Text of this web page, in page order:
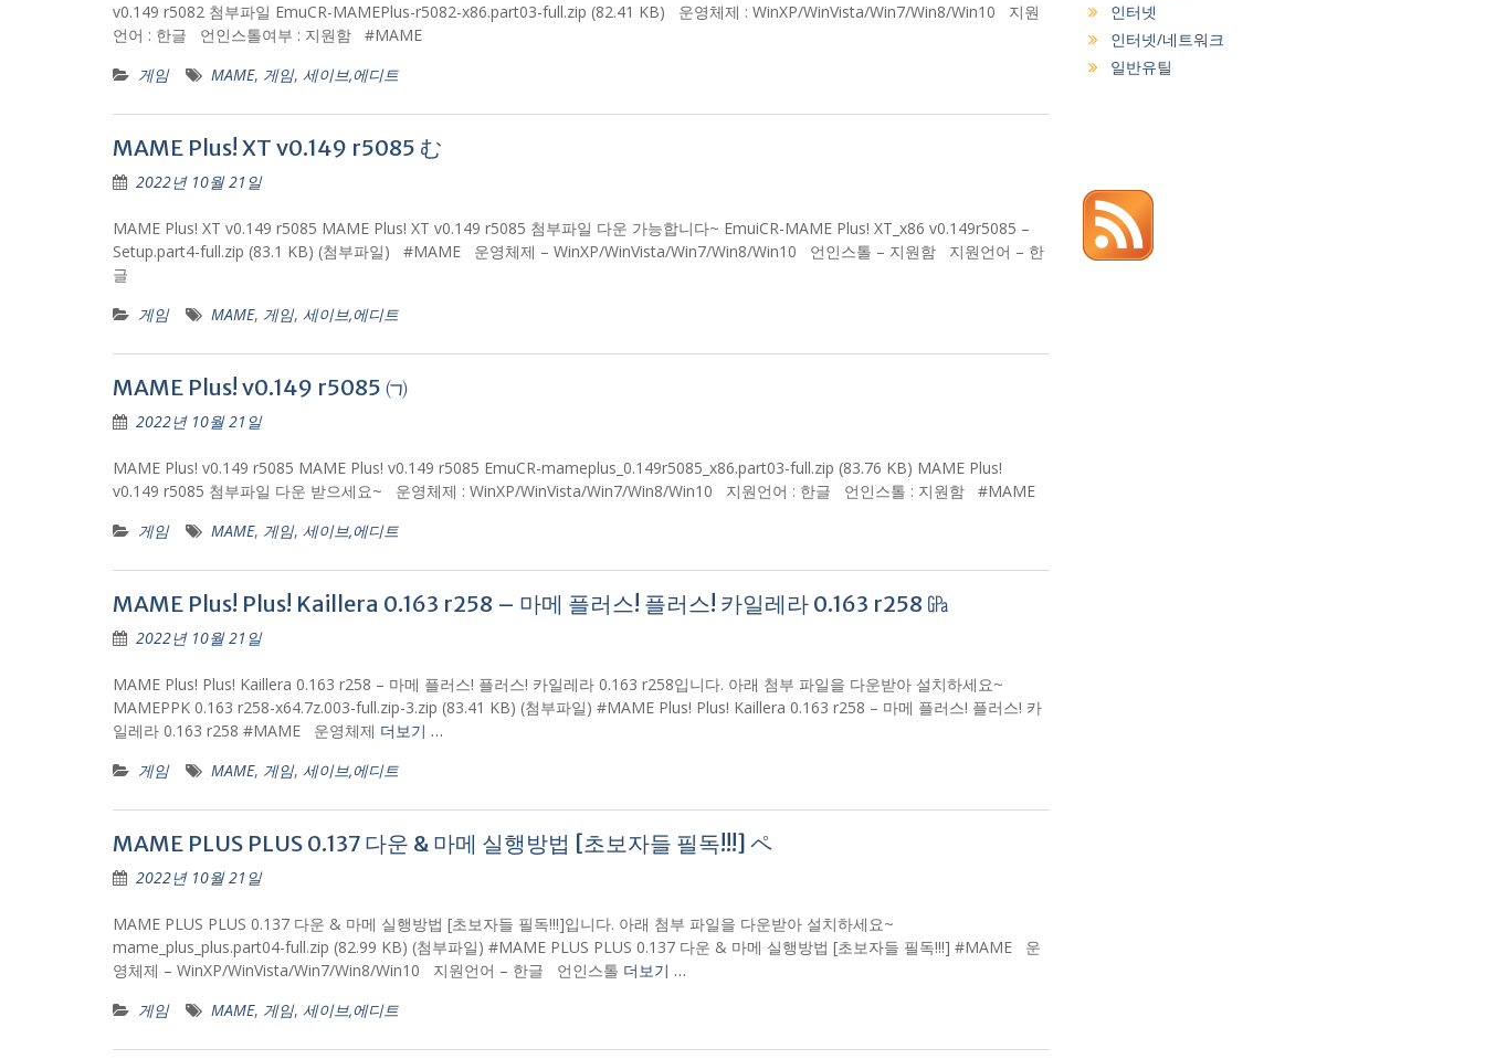
v0.149 r5082 첨부파일 EmuCR-MAMEPlus-r5082-x86.part03-full.zip (82.41 KB) 운영체제 : WinXP/WinVista/Win7/Win8/Win10 지원
언어 : 한글 언인스톨여부 : 지원함 #MAME
게임
MAME, 게임, 세이브,에디트
MAME Plus! XT v0.149 r5085 む
2022년 10월 21일
MAME Plus! XT v0.149 r5085 MAME Plus! XT v0.149 r5085 첨부파일 다운 가능합니다~ EmuiCR-MAME Plus! XT_x86 v0.149r5085 –
Setup.part4-full.zip (83.1 KB) (첨부파일) #MAME 운영체제 – WinXP/WinVista/Win7/Win8/Win10 언인스톨 – 지원함 지원언어 – 한
글
게임
MAME, 게임, 세이브,에디트
MAME Plus! v0.149 r5085 ㈀
2022년 10월 21일
MAME Plus! v0.149 r5085 MAME Plus! v0.149 r5085 EmuCR-mameplus_0.149r5085_x86.part03-full.zip (83.76 KB) MAME Plus!
v0.149 r5085 첨부파일 다운 받으세요~ 운영체제 : WinXP/WinVista/Win7/Win8/Win10 지원언어 : 한글 언인스톨 : 지원함 #MAME
게임
MAME, 게임, 세이브,에디트
MAME Plus! Plus! Kaillera 0.163 r258 – 마메 플러스! 플러스! 카일레라 0.163 r258 ㎬
2022년 10월 21일
MAME Plus! Plus! Kaillera 0.163 r258 – 마메 플러스! 플러스! 카일레라 0.163 r258입니다. 아래 첨부 파일을 다운받아 설치하세요~
MAMEPPK 0.163 r258-x64.7z.003-full.zip-3.zip (83.41 KB) (첨부파일) #MAME Plus! Plus! Kaillera 0.163 r258 – 마메 플러스! 플러스! 카
일레라 0.163 r258 #MAME 운영체제 더보기 …
게임
MAME, 게임, 세이브,에디트
MAME PLUS PLUS 0.137 다운 & 마메 실행방법 [초보자들 필독!!!] ペ
2022년 10월 21일
MAME PLUS PLUS 0.137 다운 & 마메 실행방법 [초보자들 필독!!!]입니다. 아래 첨부 파일을 다운받아 설치하세요~
mame_plus_plus.part04-full.zip (82.99 KB) (첨부파일) #MAME PLUS PLUS 0.137 다운 & 마메 실행방법 [초보자들 필독!!!] #MAME 운
영체제 – WinXP/WinVista/Win7/Win8/Win10 지원언어 – 한글 언인스톨 더보기 …
게임
MAME, 게임, 세이브,에디트
인터넷
인터넷/네트워크
일반유틸